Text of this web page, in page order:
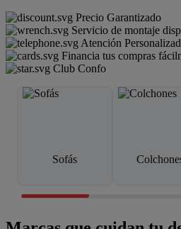
Precio Garantizado
Servicio de montaje
Atención
Financia tus compras
Club Confo
Sofás